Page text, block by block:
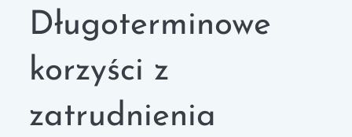
Długoterminowe
korzyści z
zatrudnienia